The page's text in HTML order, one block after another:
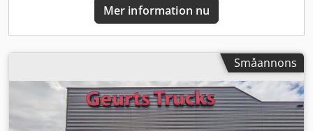
Mer information nu
Småannons